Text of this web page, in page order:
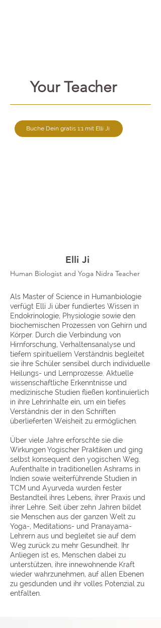
Your Teacher
Elli Ji
Human Biologist and Yoga Nidra Teacher
Als Master of Science in Humanbiologie
verfügt Elli Ji über fundiertes Wissen in
Endokrinologie, Physiologie sowie den
biochemischen Prozessen von Gehirn und
Körper. Durch die Verbindung von
Hirnforschung, Verhaltensanalyse und
tiefem spirituellem Verständnis begleitet
sie ihre Schüler sensibel durch individuelle
Heilungs- und Lernprozesse. Aktuelle
wissenschaftliche Erkenntnisse und
medizinische Studien fließen kontinuierlich
in ihre Lehrinhalte ein, um ein tiefes
Verständnis der in den Schriften
überlieferten Weisheit zu ermöglichen.
Über viele Jahre erforschte sie die
Wirkungen Yogischer Praktiken und ging
selbst konsequent den yogischen Weg.
Aufenthalte in traditionellen Ashrams in
Indien sowie weiterführende Studien in
TCM und Ayurveda wurden fester
Bestandteil ihres Lebens, ihrer Praxis und
ihrer Lehre. Seit über zehn Jahren bildet
sie Menschen aus der ganzen Welt zu
Yoga-, Meditations- und Pranayama-
Lehrern aus und begleitet sie auf dem
Weg zurück zu mehr Gesundheit. Ihr
Anliegen ist es, Menschen dabei zu
unterstützen, ihre innewohnende Kraft
wieder wahrzunehmen, auf allen Ebenen
zu gesdunden und ihr volles Potenzial zu
entfalten.
Buche Dein gratis 1:1 mit Elli Ji